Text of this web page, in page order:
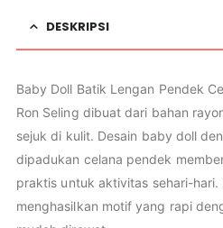
DESKRIPSI
Baby Doll Batik Lengan Pendek
Ron Seling dibuat dari bahan
sejuk di kulit. Desain baby doll
dipadukan celana pendek
praktis untuk aktivitas sehari-
menghasilkan motif yang rapi